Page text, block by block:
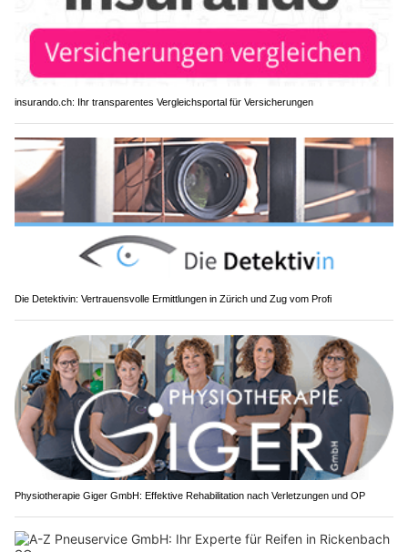
insurando.ch: Ihr transparentes Vergleichsportal für Versicherungen
Die Detektivin: Vertrauensvolle Ermittlungen in Zürich und Zug vom Profi
Physiotherapie Giger GmbH: Effektive Rehabilitation nach Verletzungen und OP